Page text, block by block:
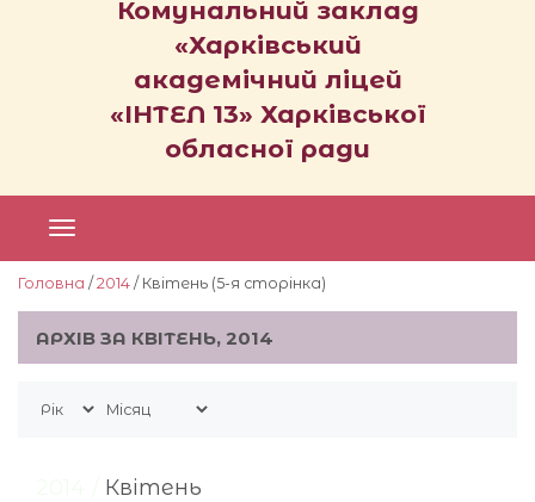
Комунальний заклад
«Харківський
академічний ліцей
«ІНТЕЛ 13» Харківської
обласної ради
Головна / 2014 / Квітень (5-я сторiнка)
АРХІВ ЗА КВІТЕНЬ, 2014
Квітень